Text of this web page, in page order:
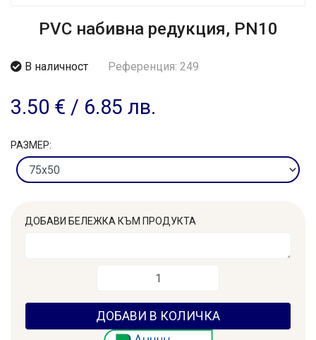
PVC набивна редукция, PN10
В наличност Референция: 249
3.50 € / 6.85 лв.
РАЗМЕР:
ДОБАВИ БЕЛЕЖКА КЪМ ПРОДУКТА
ДОБАВИ В КОЛИЧКА